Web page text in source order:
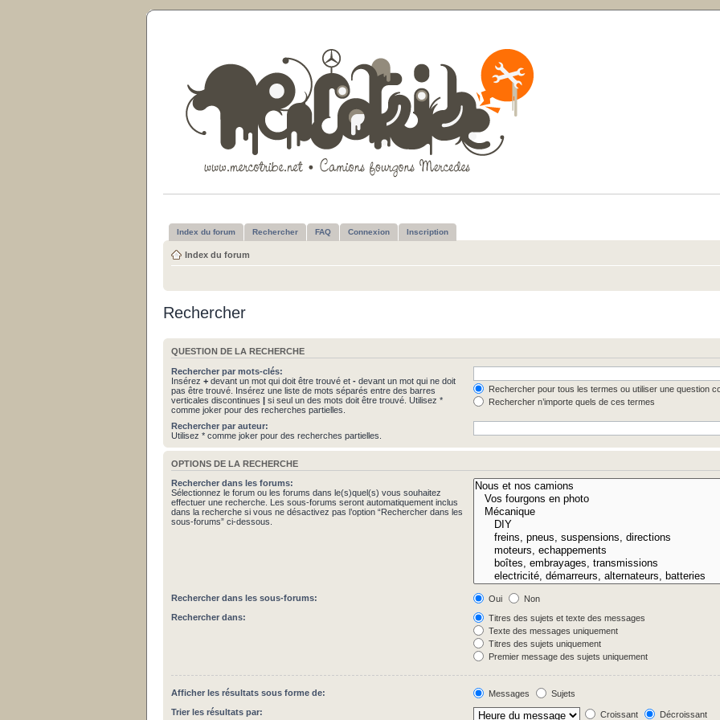
Index du forum Rechercher FAQ Connexion Inscription
Index du forum
Rechercher
QUESTION DE LA RECHERCHE
Rechercher par mots-clés:
Insérez + devant un mot qui doit être trouvé et - devant un mot qui ne doit
pas être trouvé. Insérez une liste de mots séparés entre des barres
verticales discontinues | si seul un des mots doit être trouvé. Utilisez *
comme joker pour des recherches partielles.
Rechercher pour tous les termes ou utiliser une question
Rechercher n’importe quels de ces termes
Rechercher par auteur:
Utilisez * comme joker pour des recherches partielles.
OPTIONS DE LA RECHERCHE
Rechercher dans les forums:
Sélectionnez le forum ou les forums dans le(s)quel(s) vous souhaitez
effectuer une recherche. Les sous-forums seront automatiquement inclus
dans la recherche si vous ne désactivez pas l’option “Rechercher dans les
sous-forums” ci-dessous.
Rechercher dans les sous-forums: Oui
Non
Rechercher dans:
Titres des sujets et texte des messages
Texte des messages uniquement
Titres des sujets uniquement
Premier message des sujets uniquement
Afficher les résultats sous forme de: Messages
Sujets
Trier les résultats par:
Croissant Décroissant